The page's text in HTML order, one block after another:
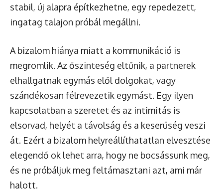
stabil, új alapra építkezhetne, egy repedezett,
ingatag talajon próbál megállni.
A bizalom hiánya miatt a kommunikáció is
megromlik. Az őszinteség eltűnik, a partnerek
elhallgatnak egymás elől dolgokat, vagy
szándékosan félrevezetik egymást. Egy ilyen
kapcsolatban a szeretet és az intimitás is
elsorvad, helyét a távolság és a keserűség veszi
át. Ezért a bizalom helyreállíthatatlan elvesztése
elegendő ok lehet arra, hogy ne bocsássunk meg,
és ne próbáljuk meg feltámasztani azt, ami már
halott.